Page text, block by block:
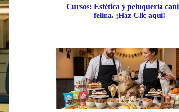
Cursos: Estética y peluquería
felina. ¡Haz Clic aquí!